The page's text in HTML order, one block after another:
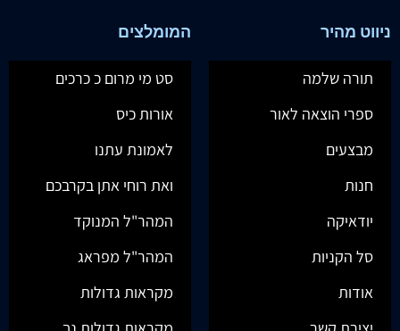
ניווט מהיר
תורה שלמה
ספרי הוצאה לאור
מבצעים
חנות
יודאיקה
סל הקניות
אודות
המומלצים
סט מי מרום כ כרכים
אורות כיס
לאמונת עתנו
ואת רוחי אתן בקרבכם
המהר"ל המנוקד
המהר"ל מפראג
מקראות גדולות